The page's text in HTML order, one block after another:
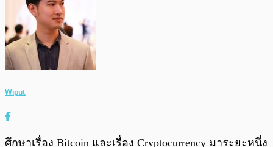
Wiput
ศึกษาเรื่อง Bitcoin และเรื่อง Cryptocurrency มาระยะหนึ่ง